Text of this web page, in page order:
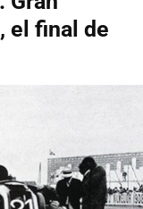
el final de